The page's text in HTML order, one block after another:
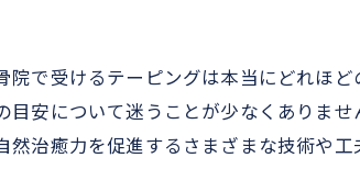
院で受けるテーピングは本当にどれほ
目安について迷うことが少なくありま
然治癒力を促進するさまざまな技術や